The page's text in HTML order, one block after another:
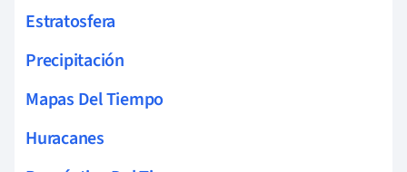
Estratosfera
Precipitación
Mapas Del Tiempo
Huracanes